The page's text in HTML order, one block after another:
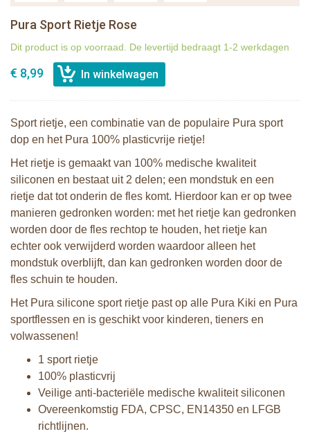
Pura Sport Rietje Rose
Dit product is op voorraad. De levertijd bedraagt 1-2 werkdagen
€ 8,99
Sport rietje, een combinatie van de populaire Pura sport
dop en het Pura 100% plasticvrije rietje!
Het rietje is gemaakt van 100% medische kwaliteit
siliconen en bestaat uit 2 delen; een mondstuk en een
rietje dat tot onderin de fles komt. Hierdoor kan er op twee
manieren gedronken worden: met het rietje kan gedronken
worden door de fles rechtop te houden, het rietje kan
echter ook verwijderd worden waardoor alleen het
mondstuk overblijft, dan kan gedronken worden door de
fles schuin te houden.
Het Pura silicone sport rietje past op alle Pura Kiki en Pura
sportflessen en is geschikt voor kinderen, tieners en
volwassenen!
1 sport rietje
100% plasticvrij
Veilige anti-bacteriële medische kwaliteit siliconen
Overeenkomstig FDA, CPSC, EN14350 en LFGB
richtlijnen.